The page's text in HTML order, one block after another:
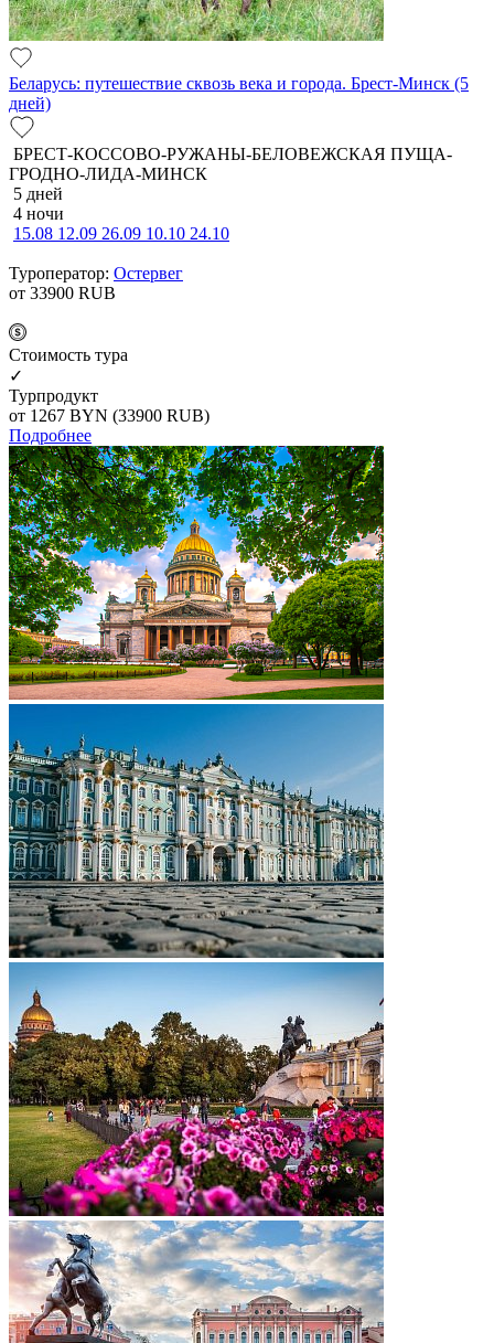
Беларусь: путешествие сквозь века и города. Брест-Минск (5
дней)
БРЕСТ-КОССОВО-РУЖАНЫ-БЕЛОВЕЖСКАЯ ПУЩА-
ГРОДНО-ЛИДА-МИНСК
5 дней
4 ночи
15.08 12.09 26.09 10.10 24.10
Туроператор: Остервег
от 33900 RUB
Cтоимость тура
✓
Турпродукт
от 1267 BYN (33900 RUB)
Подробнее